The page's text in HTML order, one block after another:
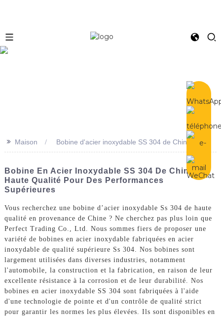
>> Maison Bobine d'acier inoxydable SS 304 de Chine
Bobine En Acier Inoxydable SS 304 De Chine De
Haute Qualité Pour Des Performances
Supérieures
Vous recherchez une bobine d’acier inoxydable Ss 304 de haute
qualité en provenance de Chine ? Ne cherchez pas plus loin que
Perfect Trading Co., Ltd. Nous sommes fiers de proposer une
variété de bobines en acier inoxydable fabriquées en acier
inoxydable de qualité supérieure Ss 304. Nos bobines sont
largement utilisées dans diverses industries, notamment
l'automobile, la construction et la fabrication, en raison de leur
excellente résistance à la corrosion et de leur durabilité. Nos
bobines en acier inoxydable SS 304 sont fabriquées à l'aide
d'une technologie de pointe et d'un contrôle de qualité strict
pour garantir les normes les plus élevées. Ils sont disponibles en